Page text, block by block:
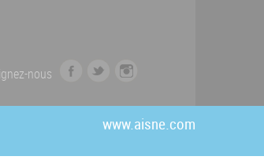
nous
c
o
i
e
s
t
g
www.aisne.com